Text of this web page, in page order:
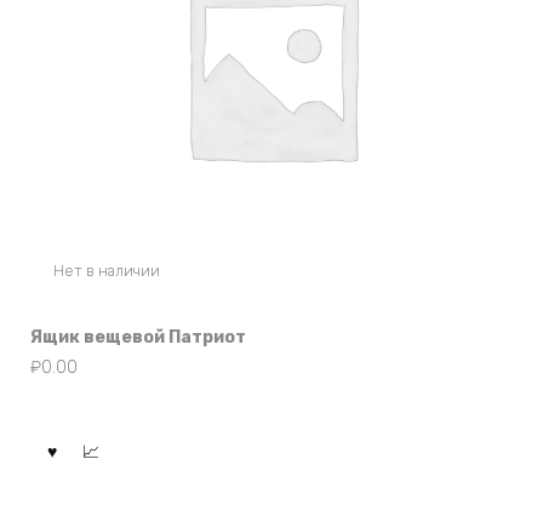
Нет в наличии
Ящик вещевой Патриот
₽0.00